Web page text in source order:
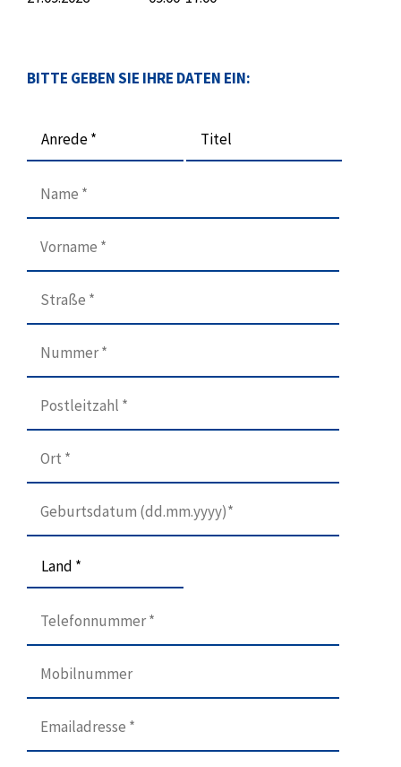
BITTE GEBEN SIE IHRE DATEN EIN:
Anrede * Titel
Land *